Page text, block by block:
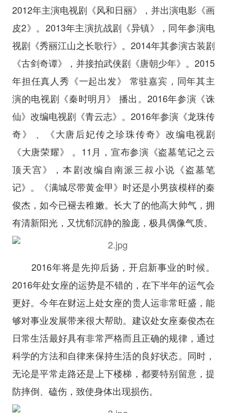
2012年主演电视剧《风和日丽》，并出演电影《画
皮2》。2013年主演抗战剧《异镇》，同年参演电
视剧《秀丽江山之长歌行》。2014年其参演古装剧
《古剑奇谭》，并接拍武侠剧《唐朝少年》。2015
年担任真人秀《一起出发》 常驻嘉宾，同年其主
演的电视剧《秦时明月》 播出。2016年参演《诛
仙》改编电视剧《青云志》。2016年参演《龙珠传
奇》 、《大唐后妃传之珍珠传奇》改编电视剧
《大唐荣耀》 。11月，宣布参演《盗墓笔记之云
顶天宫》，本剧改编自南派三叔小说《盗墓笔
记》。《满城尽带黄金甲》时还是小男孩模样的秦
俊杰，如今已褪去稚嫩。长大了的他高大帅气，拥
有清新阳光，又忧郁沉静的脸庞，极具偶像气质。
2016年将是先抑后扬，开启新事业的时候。
2016年处女座的运势是不错的，在下半年的运气会
更好。今年在财运上处女座的贵人运非常旺盛，能
够对事业发展带来很大帮助。建议处女座秦俊杰在
日常生活最好具有非常严格而且正确的规律，通过
科学的方法和自律来保持生活的良好状态。同时，
无论是平常走路还是上下楼梯，都要特别留意，提
防摔倒、磕伤，致使身体出现损伤。